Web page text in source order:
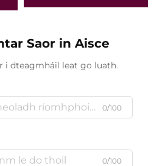
3000W, 4 i 1, le spásanna
nm, 940 nm, 1064 nm
Saor in Aisce
i dteagmháil leat go luath.
0/100
0/100